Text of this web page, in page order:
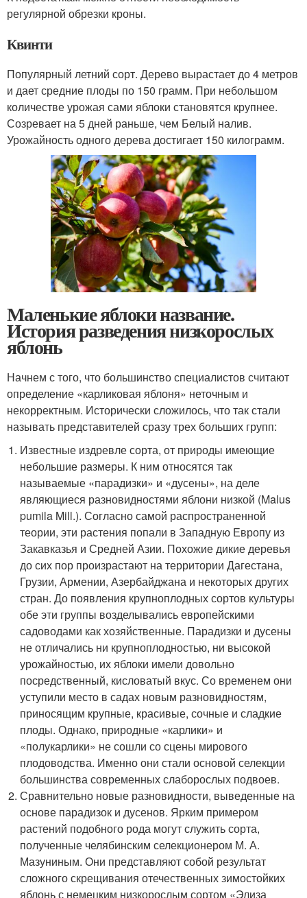
регулярной обрезки кроны.
Квинти
Популярный летний сорт. Дерево вырастает до 4 метров
и дает средние плоды по 150 грамм. При небольшом
количестве урожая сами яблоки становятся крупнее.
Созревает на 5 дней раньше, чем Белый налив.
Урожайность одного дерева достигает 150 килограмм.
Маленькие яблоки название.
История разведения низкорослых
яблонь
Начнем с того, что большинство специалистов считают
определение «карликовая яблоня» неточным и
некорректным. Исторически сложилось, что так стали
называть представителей сразу трех больших групп:
Известные издревле сорта, от природы имеющие
небольшие размеры. К ним относятся так
называемые «парадизки» и «дусены», на деле
являющиеся разновидностями яблони низкой (Malus
pumila Mill.). Согласно самой распространенной
теории, эти растения попали в Западную Европу из
Закавказья и Средней Азии. Похожие дикие деревья
до сих пор произрастают на территории Дагестана,
Грузии, Армении, Азербайджана и некоторых других
стран. До появления крупноплодных сортов культуры
обе эти группы возделывались европейскими
садоводами как хозяйственные. Парадизки и дусены
не отличались ни крупноплодностью, ни высокой
урожайностью, их яблоки имели довольно
посредственный, кисловатый вкус. Со временем они
уступили место в садах новым разновидностям,
приносящим крупные, красивые, сочные и сладкие
плоды. Однако, природные «карлики» и
«полукарлики» не сошли со сцены мирового
плодоводства. Именно они стали основой селекции
большинства современных слаборослых подвоев.
Сравнительно новые разновидности, выведенные на
основе парадизок и дусенов. Ярким примером
растений подобного рода могут служить сорта,
полученные челябинским селекционером М. А.
Мазуниным. Они представляют собой результат
сложного скрещивания отечественных зимостойких
яблонь с немецким низкорослым сортом «Элиза